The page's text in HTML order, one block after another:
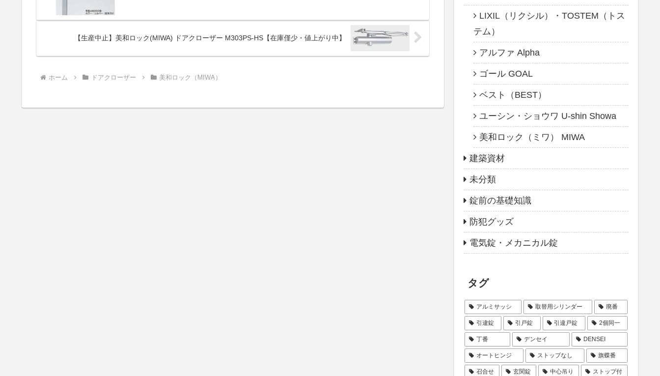
【生産中止】美和ロック(MIWA) ドアクローザー M303PS-HS【在庫僅少・値上がり中】
ホーム ドアクローザー 美和ロック（MIWA）
LIXIL（リクシル）・TOSTEM（トス
テム）
アルファ Alpha
ゴール GOAL
ベスト（BEST）
ユーシン・ショウワ U-shin Showa
美和ロック（ミワ） MIWA
建築資材
未分類
錠前の基礎知識
防犯グッズ
電気錠・メカニカル錠
タグ
アルミサッシ 取替用シリンダー 廃番
引違錠 引戸錠 引違戸錠 2個同一
丁番 デンセイ DENSEI
オートヒンジ ストップなし 旗蝶番
召合せ 玄関錠 中心吊り ストップ付